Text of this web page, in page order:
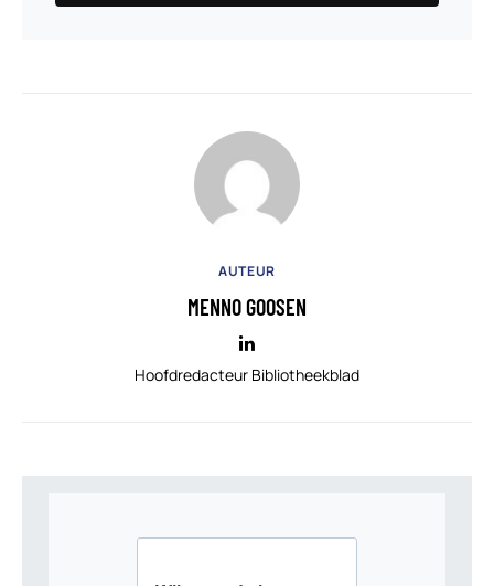
AUTEUR
MENNO GOOSEN
Hoofdredacteur Bibliotheekblad